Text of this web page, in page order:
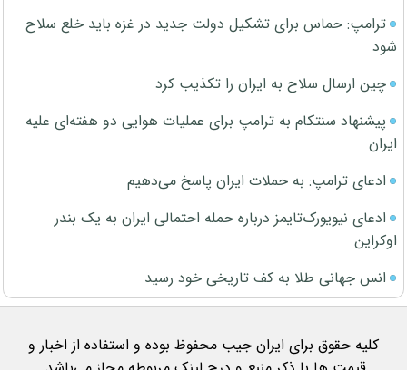
ترامپ: حماس برای تشکیل دولت جدید در غزه باید خلع سلاح
شود
چین ارسال سلاح به ایران را تکذیب کرد
پیشنهاد سنتکام به ترامپ برای عملیات هوایی دو هفته‌ای علیه
ایران
ادعای ترامپ: به حملات ایران پاسخ می‌دهیم
ادعای نیویورک‌تایمز درباره حمله احتمالی ایران به یک بندر
اوکراین
انس جهانی طلا به کف تاریخی خود رسید
کلیه حقوق برای ایران جیب محفوظ بوده و استفاده از اخبار و